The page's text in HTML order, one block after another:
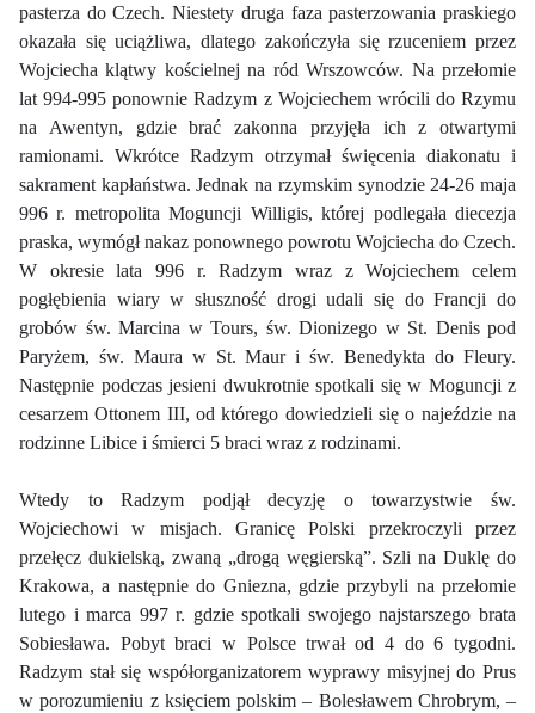
pasterza do Czech. Niestety druga faza pasterzowania praskiego
okazała się uciążliwa, dlatego zakończyła się rzuceniem przez
Wojciecha klątwy kościelnej na ród Wrszowców. Na przełomie
lat 994-995 ponownie Radzym z Wojciechem wrócili do Rzymu
na Awentyn, gdzie brać zakonna przyjęła ich z otwartymi
ramionami. Wkrótce Radzym otrzymał święcenia diakonatu i
sakrament kapłaństwa. Jednak na rzymskim synodzie 24-26 maja
996 r. metropolita Moguncji Willigis, której podlegała diecezja
praska, wymógł nakaz ponownego powrotu Wojciecha do Czech.
W okresie lata 996 r. Radzym wraz z Wojciechem celem
pogłębienia wiary w słuszność drogi udali się do Francji do
grobów św. Marcina w Tours, św. Dionizego w St. Denis pod
Paryżem, św. Maura w St. Maur i św. Benedykta do Fleury.
Następnie podczas jesieni dwukrotnie spotkali się w Moguncji z
cesarzem Ottonem III, od którego dowiedzieli się o najeździe na
rodzinne Libice i śmierci 5 braci wraz z rodzinami.
Wtedy to Radzym podjął decyzję o towarzystwie św.
Wojciechowi w misjach. Granicę Polski przekroczyli przez
przełęcz dukielską, zwaną „drogą węgierską”. Szli na Duklę do
Krakowa, a następnie do Gniezna, gdzie przybyli na przełomie
lutego i marca 997 r. gdzie spotkali swojego najstarszego brata
Sobiesława. Pobyt braci w Polsce trwał od 4 do 6 tygodni.
Radzym stał się współorganizatorem wyprawy misyjnej do Prus
w porozumieniu z księciem polskim – Bolesławem Chrobrym, –